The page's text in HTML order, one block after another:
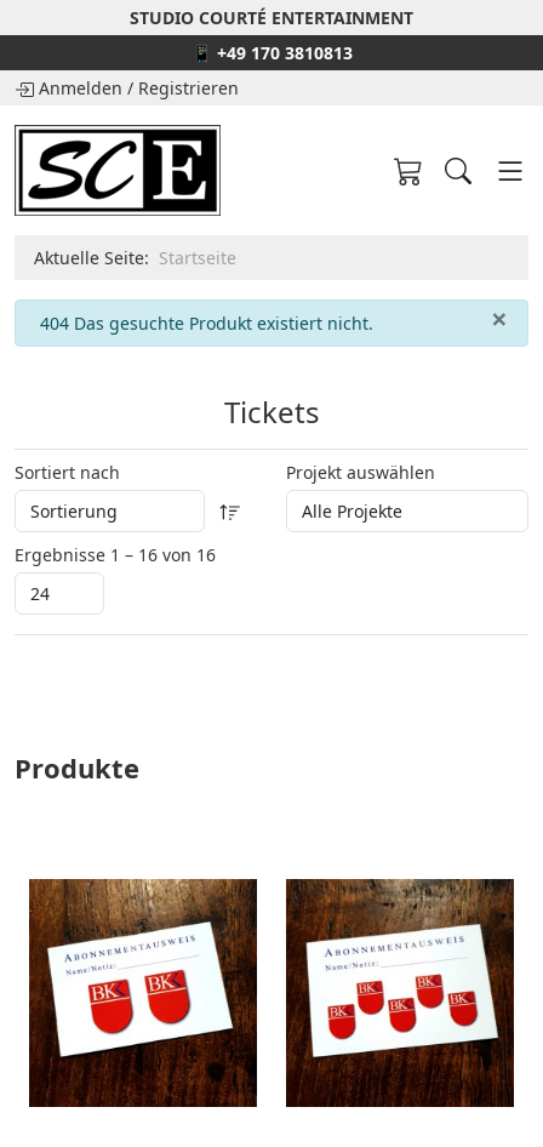
STUDIO COURTÉ ENTERTAINMENT
📱 +49 170 3810813
Anmelden / Registrieren
Aktuelle Seite: Startseite
×
info
404 Das gesuchte Produkt existiert nicht.
Tickets
Sortiert nach Projekt auswählen
Ergebnisse 1 – 16 von 16
Produkte